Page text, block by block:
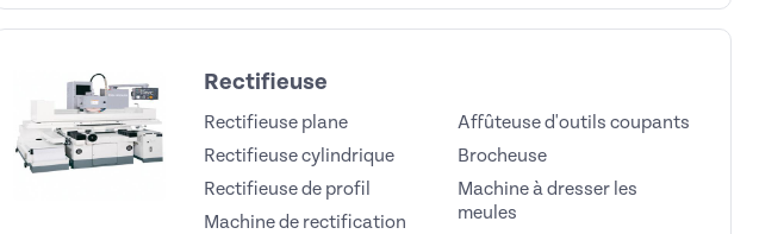
Rectifieuse
Rectifieuse plane
Rectifieuse cylindrique
Rectifieuse de profil
Machine de rectification
Affûteuse d'outils coupants
Brocheuse
Machine à dresser les
meules